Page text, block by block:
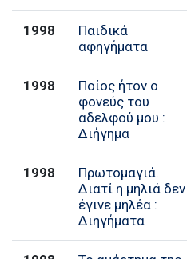
1998
Παιδικά
αφηγήματα
1998
Ποίος ήτον ο
φονεύς του
αδελφού μου :
Διήγημα
1998
Πρωτομαγιά.
Διατί η μηλιά δεν
έγινε μηλέα :
Διηγήματα